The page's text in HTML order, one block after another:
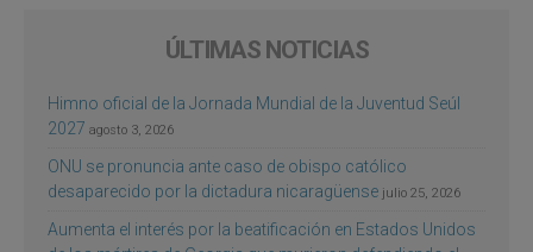
ÚLTIMAS NOTICIAS
Himno oficial de la Jornada Mundial de la Juventud Seúl
2027 agosto 3, 2026
ONU se pronuncia ante caso de obispo católico
desaparecido por la dictadura nicaragüense julio 25, 2026
Aumenta el interés por la beatificación en Estados Unidos